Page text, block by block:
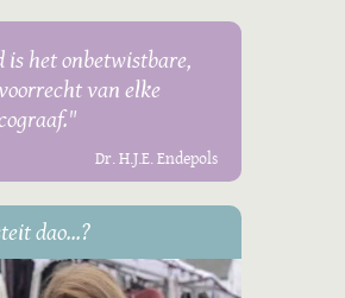
is het onbetwistbare,
van elke
Dr. H.J.E. Endepols
dao...?